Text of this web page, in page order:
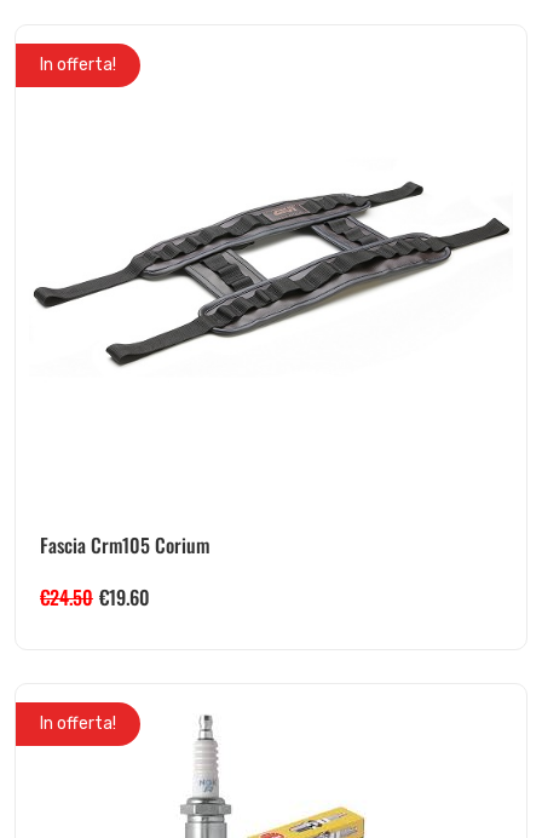
In offerta!
Fascia Crm105 Corium
€24.50 €19.60
In offerta!